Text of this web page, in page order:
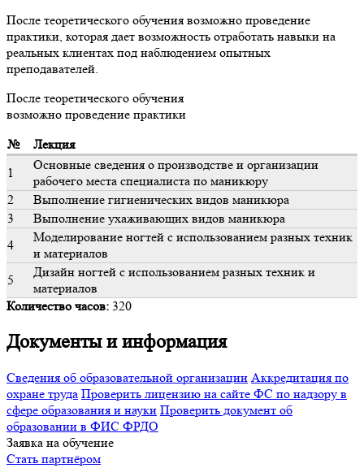
После теоретического обучения возможно проведение
практики, которая дает возможность отработать навыки на
реальных клиентах под наблюдением опытных
преподавателей.
После теоретического обучения
возможно проведение практики
№
Лекция
1
Основные сведения о производстве и организации
рабочего места специалиста по маникюру
2
Выполнение гигиенических видов маникюра
3
Выполнение ухаживающих видов маникюра
4
Моделирование ногтей с использованием разных техник
и материалов
5
Дизайн ногтей с использованием разных техник и
материалов
Количество часов: 320
Документы и информация
Сведения об образовательной организации Аккредитация по
охране труда Проверить лицензию на сайте ФС по надзору в
сфере образования и науки Проверить документ об
образовании в ФИС ФРДО
Заявка на обучение
Стать партнёром